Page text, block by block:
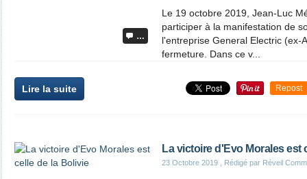
…
Le 19 octobre 2019, Jean-Luc
participer à la manifestation de
l'entreprise General Electric (ex-
fermeture. Dans ce v...
Lire la suite Repost
La victoire d'Evo Morales est
23 Octobre 2019 , Rédigé par Réveil